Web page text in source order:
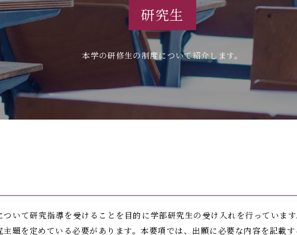
研究生
本学の研修生の制度について紹介します。
いて研究指導を受けることを目的に学部研究生の受け入れを行っていま
題を定めている必要があります。本要項では、出願に必要な内容を記載